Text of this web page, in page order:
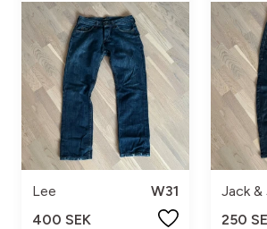
Lee
W31
400 SEK
Jack &
250